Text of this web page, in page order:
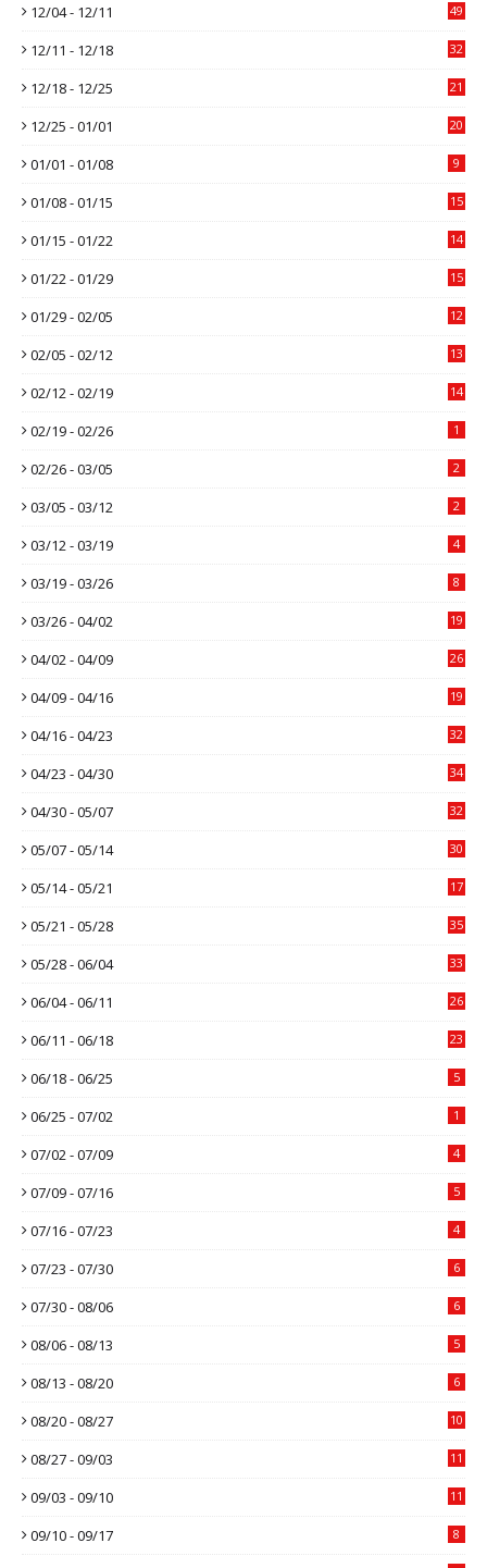
12/04 - 12/11 49
12/11 - 12/18 32
12/18 - 12/25 21
12/25 - 01/01 20
01/01 - 01/08 9
01/08 - 01/15 15
01/15 - 01/22 14
01/22 - 01/29 15
01/29 - 02/05 12
02/05 - 02/12 13
02/12 - 02/19 14
02/19 - 02/26 1
02/26 - 03/05 2
03/05 - 03/12 2
03/12 - 03/19 4
03/19 - 03/26 8
03/26 - 04/02 19
04/02 - 04/09 26
04/09 - 04/16 19
04/16 - 04/23 32
04/23 - 04/30 34
04/30 - 05/07 32
05/07 - 05/14 30
05/14 - 05/21 17
05/21 - 05/28 35
05/28 - 06/04 33
06/04 - 06/11 26
06/11 - 06/18 23
06/18 - 06/25 5
06/25 - 07/02 1
07/02 - 07/09 4
07/09 - 07/16 5
07/16 - 07/23 4
07/23 - 07/30 6
07/30 - 08/06 6
08/06 - 08/13 5
08/13 - 08/20 6
08/20 - 08/27 10
08/27 - 09/03 11
09/03 - 09/10 11
09/10 - 09/17 8